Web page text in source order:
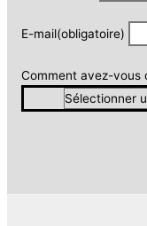
E-mail(obligatoire)
Comment avez-vous